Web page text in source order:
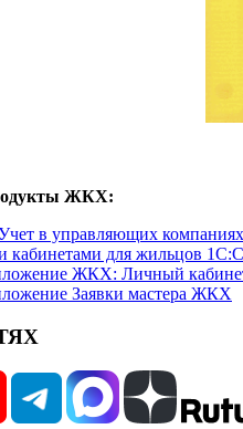
ЖКХ:
в управляющих
кабинетами для жильцов
ЖКХ: Личный
Заявки мастера ЖКХ